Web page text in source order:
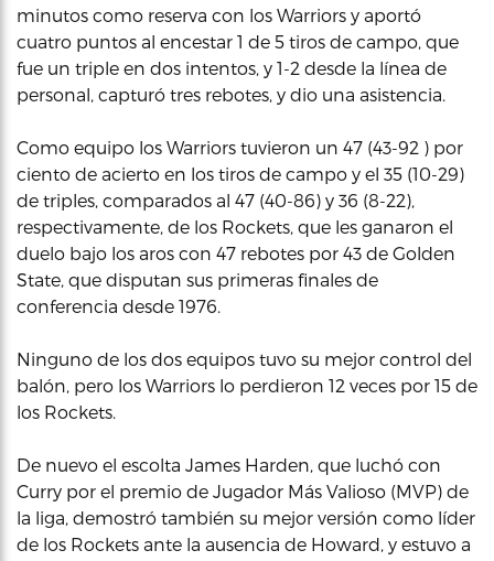
minutos como reserva con los Warriors y aportó
cuatro puntos al encestar 1 de 5 tiros de campo, que
fue un triple en dos intentos, y 1-2 desde la línea de
personal, capturó tres rebotes, y dio una asistencia.
Como equipo los Warriors tuvieron un 47 (43-92 ) por
ciento de acierto en los tiros de campo y el 35 (10-29)
de triples, comparados al 47 (40-86) y 36 (8-22),
respectivamente, de los Rockets, que les ganaron el
duelo bajo los aros con 47 rebotes por 43 de Golden
State, que disputan sus primeras finales de
conferencia desde 1976.
Ninguno de los dos equipos tuvo su mejor control del
balón, pero los Warriors lo perdieron 12 veces por 15 de
los Rockets.
De nuevo el escolta James Harden, que luchó con
Curry por el premio de Jugador Más Valioso (MVP) de
la liga, demostró también su mejor versión como líder
de los Rockets ante la ausencia de Howard, y estuvo a